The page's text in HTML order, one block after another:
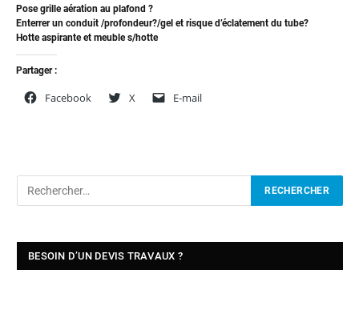
Pose grille aération au plafond ?
Enterrer un conduit /profondeur?/gel et risque d’éclatement du tube?
Hotte aspirante et meuble s/hotte
Partager :
Facebook X E-mail
BESOIN D’UN DEVIS TRAVAUX ?